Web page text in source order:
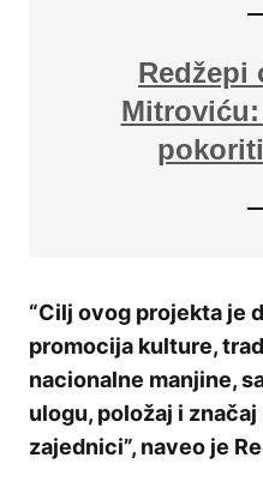
Redžepi
Mitroviću:
“Cilj ovog projekta je
promocija kulture,
nacionalne manjine,
ulogu, položaj i
zajednici”, naveo je